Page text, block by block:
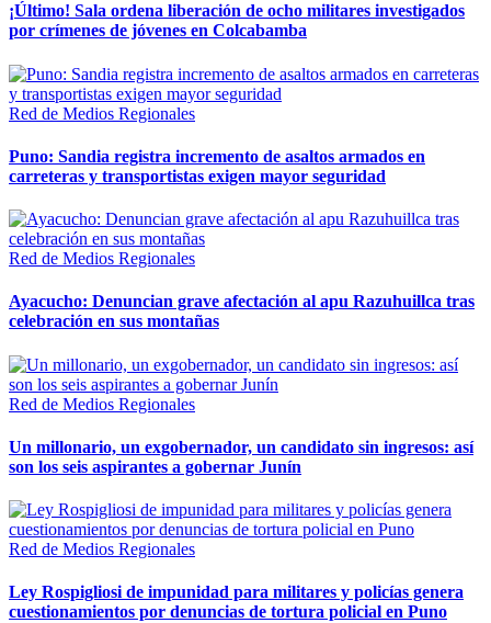
¡Último! Sala ordena liberación de ocho militares investigados
por crímenes de jóvenes en Colcabamba
Red de Medios Regionales
Puno: Sandia registra incremento de asaltos armados en
carreteras y transportistas exigen mayor seguridad
Red de Medios Regionales
Ayacucho: Denuncian grave afectación al apu Razuhuillca tras
celebración en sus montañas
Red de Medios Regionales
Un millonario, un exgobernador, un candidato sin ingresos: así
son los seis aspirantes a gobernar Junín
Red de Medios Regionales
Ley Rospigliosi de impunidad para militares y policías genera
cuestionamientos por denuncias de tortura policial en Puno